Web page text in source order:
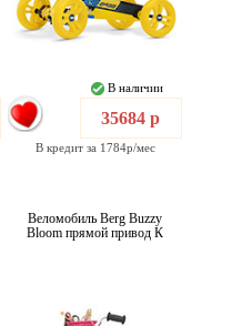
В наличии
35684 р
В кредит за 1784р/мес
Веломобиль Berg Buzzy
Bloom прямой привод К